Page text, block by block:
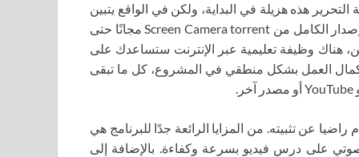
هذه هزيلة في البداية، ولكن في الواقع يتبين
أن الأمر ليس كذلك على الإطلاق. ولهذا السبب، يستحق تنزيل الإصدار الكامل من Screen Camera torrent مجانًا حتى
هناك وظيفة تعليمية عبر الإنترنت ستساعدك على
العمل بشكل منطقي في المشروع، كل ما تبقى
عن تثبيته. من المزايا الرائعة جدًا للبرنامج هي
على درس فيديو بسرعة وكفاءة. بالإضافة إلى